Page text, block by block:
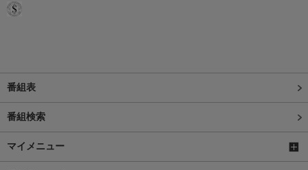
番組表
番組検索
マイメニュー